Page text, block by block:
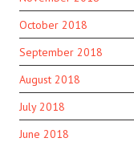
October 2018
September 2018
August 2018
July 2018
June 2018